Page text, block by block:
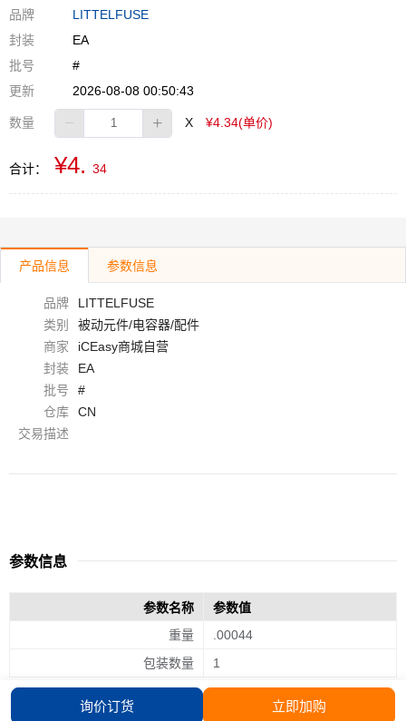
品牌
LITTELFUSE
封装
EA
批号
#
更新
2026-08-08 00:50:43
数量 X ¥4.34(单价)
合计： ¥4. 34
立即加购
询价订货
产品信息 参数信息
品牌
LITTELFUSE
类别
被动元件/电容器/配件
商家
iCEasy商城自营
封装
EA
批号
#
仓库
CN
交易描述
参数信息
参数名称
参数值
重量
.00044
包装数量
1